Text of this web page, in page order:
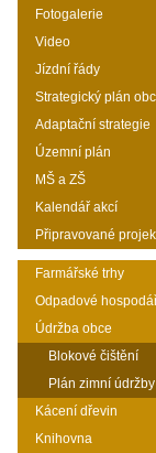
Fotogalerie
Video
Jízdní řády
Strategický plán
Adaptační strategie
Územní plán
MŠ a ZŠ
Kalendář akcí
Připravované
Farmářské trhy
Odpadové
Údržba obce
Blokové čištění
Plán zimní údržby
Kácení dřevin
Knihovna